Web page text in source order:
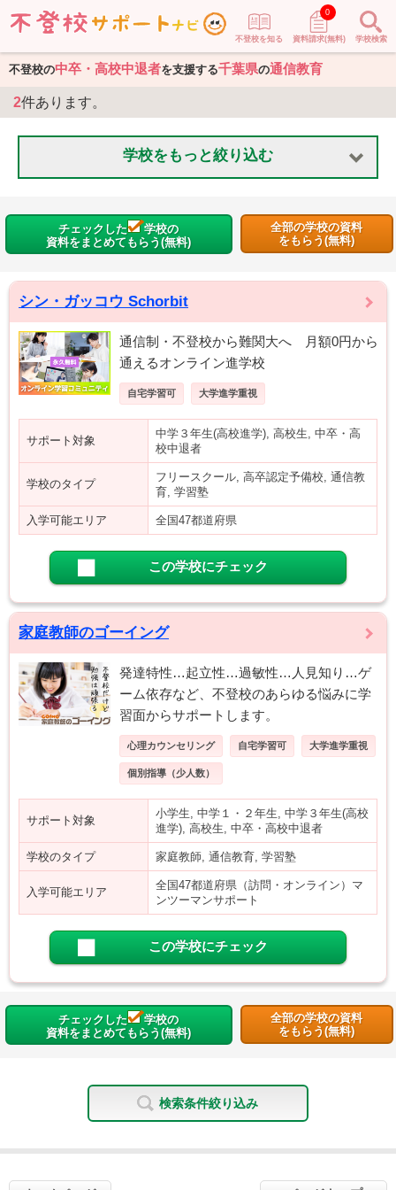
不登校を知る 資料請求(無料)
0
学校検索
不登校の中卒・高校中退者を支援する千葉県の通信教育
2件あります。
学校をもっと絞り込む
チェックした
学校の
資料をまとめてもらう(無料)
全部の学校の資料
をもらう(無料)
シン・ガッコウ Schorbit
通信制・不登校から難関大へ 月額0円から
通えるオンライン進学校
自宅学習可 大学進学重視
サポート対象
中学３年生(高校進学), 高校生, 中卒・高
校中退者
学校のタイプ
フリースクール, 高卒認定予備校, 通信教
育, 学習塾
入学可能エリア 全国47都道府県
この学校にチェック
家庭教師のゴーイング
発達特性…起立性…過敏性…人見知り…ゲ
ーム依存など、不登校のあらゆる悩みに学
習面からサポートします。
心理カウンセリング 自宅学習可 大学進学重視
個別指導（少人数）
サポート対象
小学生, 中学１・２年生, 中学３年生(高校
進学), 高校生, 中卒・高校中退者
学校のタイプ 家庭教師, 通信教育, 学習塾
入学可能エリア
全国47都道府県（訪問・オンライン）マ
ンツーマンサポート
この学校にチェック
チェックした
学校の
資料をまとめてもらう(無料)
全部の学校の資料
をもらう(無料)
検索条件絞り込み